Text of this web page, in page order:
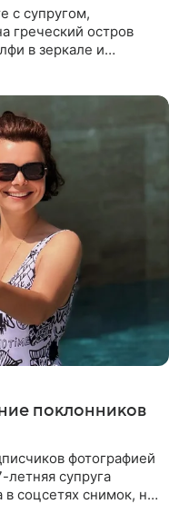
с супругом,
греческий остров
в зеркале и
поклонников
фотографией
летняя супруга
соцсетях снимок, на